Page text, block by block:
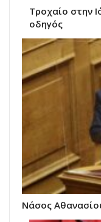
Τροχαίο στην
οδηγός
Νάσος